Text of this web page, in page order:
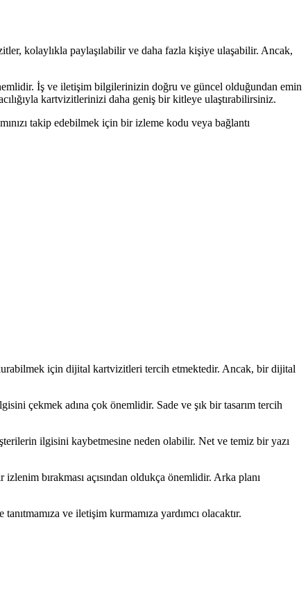
kolaylıkla paylaşılabilir ve daha fazla kişiye ulaşabilir. Ancak,
İş ve iletişim bilgilerinizin doğru ve güncel olduğundan emin
kartvizitlerinizi daha geniş bir kitleye ulaştırabilirsiniz.
takip edebilmek için bir izleme kodu veya bağlantı
için dijital kartvizitleri tercih etmektedir. Ancak, bir dijital
çekmek adına çok önemlidir. Sade ve şık bir tasarım tercih
ilgisini kaybetmesine neden olabilir. Net ve temiz bir yazı
bırakması açısından oldukça önemlidir. Arka planı
ve iletişim kurmamıza yardımcı olacaktır.